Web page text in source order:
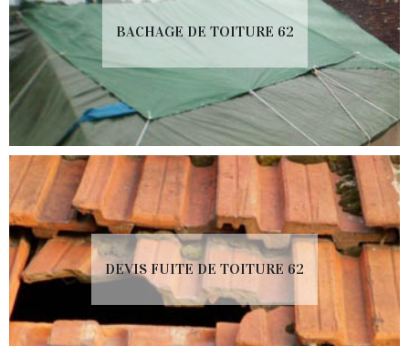
BACHAGE DE TOITURE 62
DEVIS FUITE DE TOITURE 62